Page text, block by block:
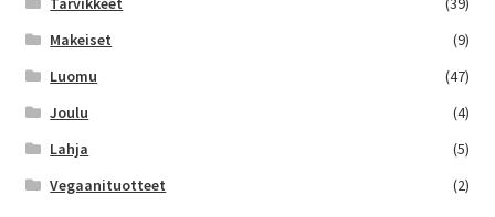
Makeiset
(9)
Luomu
(47)
Joulu
(4)
Lahja
(5)
Vegaanituotteet
(2)